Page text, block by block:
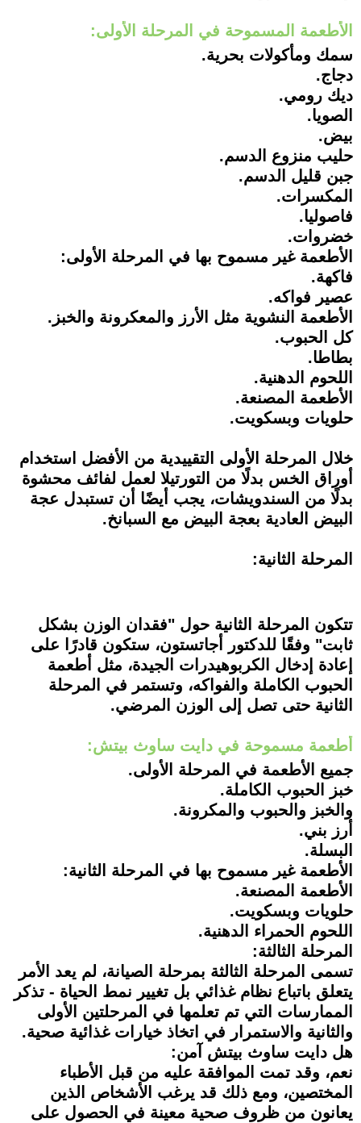
الأطعمة المسموحة في المرحلة الأولى:
سمك ومأكولات بحرية.
دجاج.
ديك رومي.
الصويا.
بيض.
حليب منزوع الدسم.
جبن قليل الدسم.
المكسرات.
فاصوليا.
خضروات.
الأطعمة غير مسموح بها في المرحلة الأولى:
فاكهة.
عصير فواكه.
الأطعمة النشوية مثل الأرز والمعكرونة والخبز.
كل الحبوب.
بطاطا.
اللحوم الدهنية.
الأطعمة المصنعة.
حلويات وبسكويت.
خلال المرحلة الأولى التقييدية من الأفضل استخدام
أوراق الخس بدلًا من التورتيلا لعمل لفائف محشوة
بدلًا من السندويشات، يجب أيضًا أن تستبدل عجة
البيض العادية بعجة البيض مع السبانخ.
المرحلة الثانية:
تتكون المرحلة الثانية حول "فقدان الوزن بشكل
ثابت" وفقًا للدكتور أجاتستون، ستكون قادرًا على
إعادة إدخال الكربوهيدرات الجيدة، مثل أطعمة
الحبوب الكاملة والفواكه، وتستمر في المرحلة
الثانية حتى تصل إلى الوزن المرضي.
أطعمة مسموحة في دايت ساوث بيتش:
جميع الأطعمة في المرحلة الأولى.
خبز الحبوب الكاملة.
والخبز والحبوب والمكرونة.
أرز بني.
البسلة.
الأطعمة غير مسموح بها في المرحلة الثانية:
الأطعمة المصنعة.
حلويات وبسكويت.
اللحوم الحمراء الدهنية.
المرحلة الثالثة:
تسمى المرحلة الثالثة بمرحلة الصيانة، لم يعد الأمر
يتعلق باتباع نظام غذائي بل تغيير نمط الحياة - تذكر
الممارسات التي تم تعلمها في المرحلتين الأولى
والثانية والاستمرار في اتخاذ خيارات غذائية صحية.
هل دايت ساوث بيتش آمن:
نعم، وقد تمت الموافقة عليه من قبل الأطباء
المختصين، ومع ذلك قد يرغب الأشخاص الذين
يعانون من ظروف صحية معينة في الحصول على